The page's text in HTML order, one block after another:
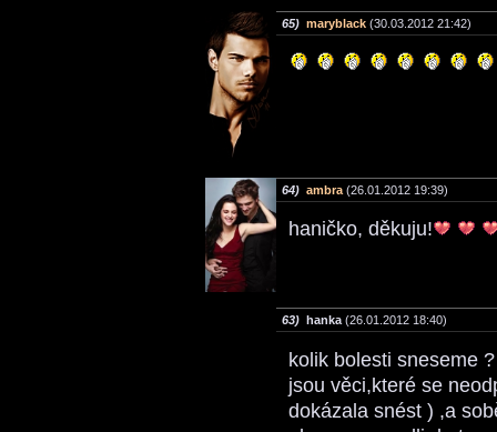
65) maryblack (30.03.2012 21:42)
64) ambra (26.01.2012 19:39)
haničko, děkuju!
63) hanka (26.01.2012 18:40)
kolik bolesti sneseme ?
jsou věci,které se
dokázala snést ) ,a